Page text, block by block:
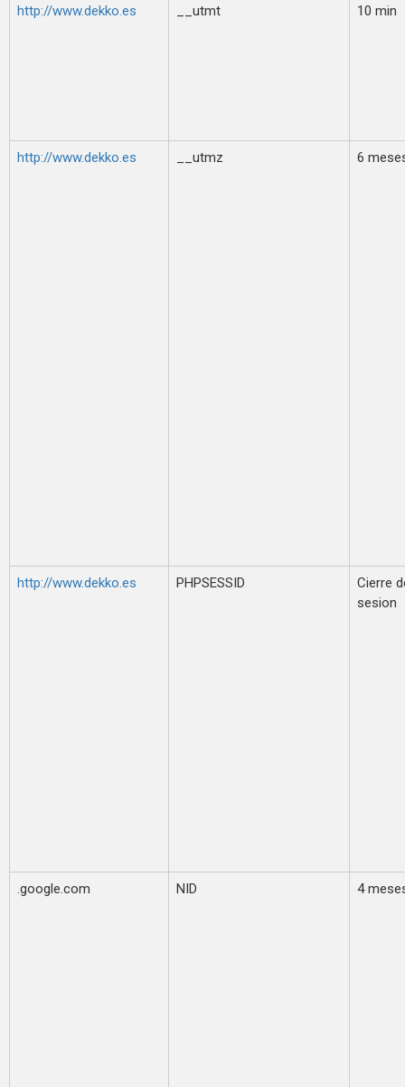
http://www.dekko.es __utmt 10 min
http://www.dekko.es __utmz 6
http://www.dekko.es PHPSESSID
Cierre
sesion
.google.com NID 4